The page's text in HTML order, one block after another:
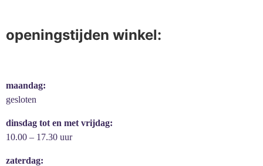
openingstijden winkel:
maandag:
gesloten
dinsdag tot en met vrijdag:
10.00 – 17.30 uur
zaterdag: